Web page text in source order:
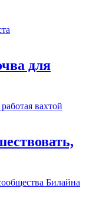
для